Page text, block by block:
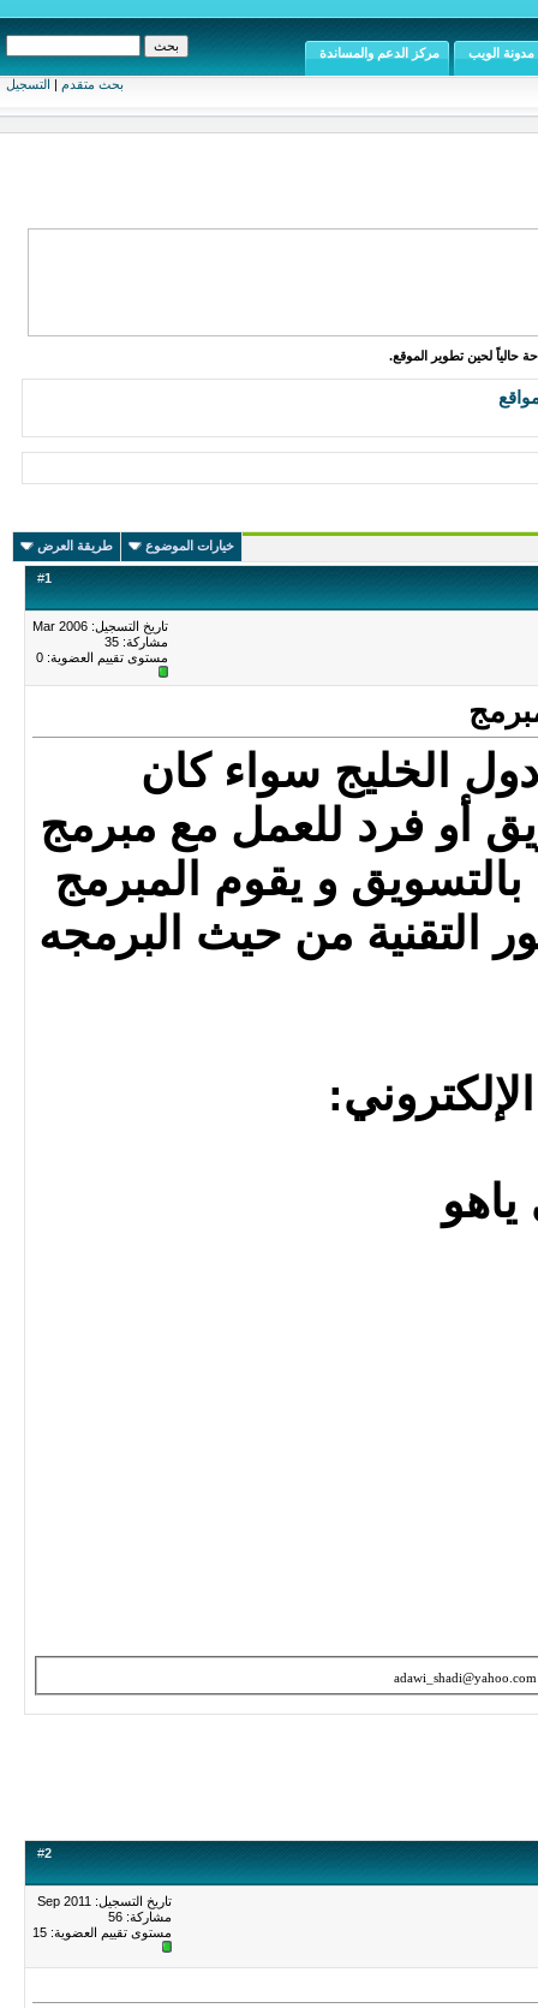
بحث متقدم | التسجيل
مدونة الويب مركز الدعم والمساندة
حالياً لحين تطوير الموقع.
خيارات الموضوع طريقة العرض
#1
تاريخ التسجيل: Mar 2006
مشاركة: 35
مستوى تقييم العضوية: 0
الخليج سواء كان
أو فرد للعمل مع مبرمج
و يقوم المبرمج
التقنية من حيث البرمجه
adawi_shadi@yahoo.com
#2
تاريخ التسجيل: Sep 2011
مشاركة: 56
مستوى تقييم العضوية: 15